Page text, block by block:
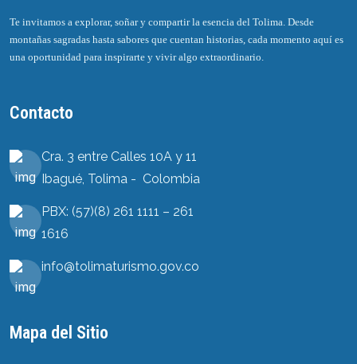
Te invitamos a explorar, soñar y compartir la esencia del Tolima. Desde
montañas sagradas hasta sabores que cuentan historias, cada momento aquí es
una oportunidad para inspirarte y vivir algo extraordinario.
Contacto
Cra. 3 entre Calles 10A y 11
Ibagué, Tolima - Colombia
PBX: (57)(8) 261 1111 – 261
1616
info@tolimaturismo.gov.co
Mapa del Sitio